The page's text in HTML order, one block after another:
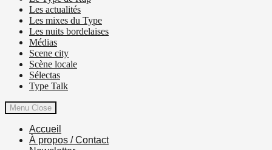
Les actualités
Les mixes du Type
Les nuits bordelaises
Médias
Scene city
Scène locale
Sélectas
Type Talk
Menu Close
Accueil
À propos / Contact